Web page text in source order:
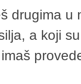
drugima
a koji